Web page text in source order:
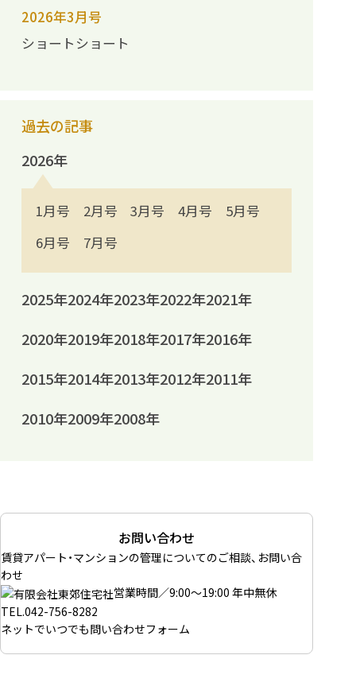
2026年3月号
ショートショート
過去の記事
2026年
1月号 2月号 3月号 4月号
5月号
6月号
7月号
2025年2024年2023年2022年2021年
2020年2019年2018年2017年2016年
2015年2014年2013年2012年2011年
2010年2009年2008年
お問い合わせ
賃貸アパート・マンションの管理についてのご相談、お問い合
わせ
営業時間／9:00～19:00 年中無休
TEL.042-756-8282
ネットでいつでも問い合わせフォーム